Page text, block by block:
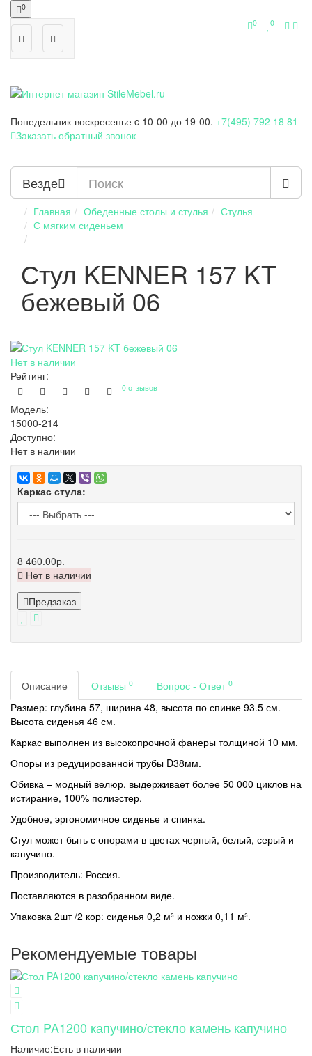
0
0
0
Понедельник-воскресенье c 10-00 до 19-00. +7(495) 792 18 81
Заказать обратный звонок
Везде
Главная Обеденные столы и стулья
Стулья
С мягким сиденьем
Стул KENNER 157 KT
бежевый 06
Нет в наличии
Рейтинг:
0 отзывов
Модель:
15000-214
Доступно:
Нет в наличии
Каркас стула:
8 460.00р.
Нет в наличии
Предзаказ
Описание Отзывы 0 Вопрос - Ответ 0
Размер: глубина 57, ширина 48, высота по спинке 93.5 см.
Высота сиденья 46 см.
Каркас выполнен из высокопрочной фанеры толщиной 10 мм.
Опоры из редуцированной трубы D38мм.
Обивка – модный велюр, выдерживает более 50 000 циклов на
истирание, 100% полиэстер.
Удобное, эргономичное сиденье и спинка.
Стул может быть с опорами в цветах черный, белый, серый и
капучино.
Производитель: Россия.
Поставляются в разобранном виде.
Упаковка 2шт /2 кор: сиденья 0,2 м³ и ножки 0,11 м³.
Рекомендуемые товары
Стол PA1200 капучино/стекло камень капучино
Наличие:Есть в наличии